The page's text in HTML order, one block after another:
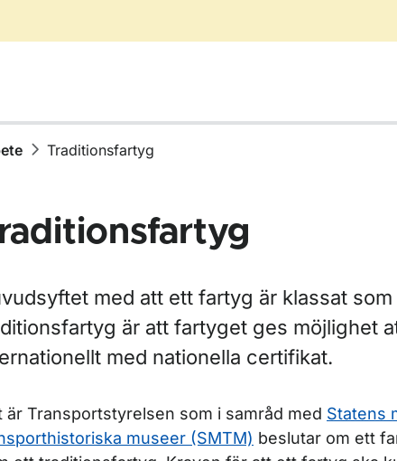
Traditionsfartyg
Certifikat, intyg och tillstånd
Fartygstyper och konstruktion
Tillsyn, besiktning och egenkontroll av fartyg och
med att ett fartyg är klassat
är att fartyget ges möjlighet
med nationella certifikat.
är Transportstyrelsen som i samråd med Statens
museer (SMTM) beslutar om ett